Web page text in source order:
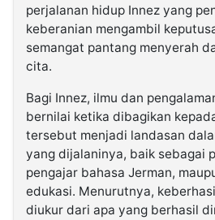
perjalanan hidup Innez yang
keberanian mengambil
semangat pantang menyerah
cita.
Bagi Innez, ilmu dan
bernilai ketika dibagikan
tersebut menjadi landasan
yang dijalaninya, baik sebagai
pengajar bahasa Jerman,
edukasi. Menurutnya,
diukur dari apa yang berhasil